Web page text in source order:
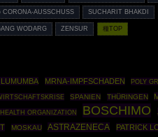
AUSSCHUSS SUCHARIT BHAKDI
WODARG ZENSUR 種TOP
MRNA-IMPFSCHADEN POLY
SPANIEN THÜRINGEN
ORGANIZATION BOSCHIMO
MOSKAU ASTRAZENECA PATRICK